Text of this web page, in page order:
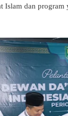
Islam dan